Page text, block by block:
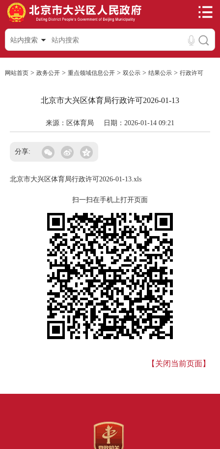
站内搜索
网站首页 > 政务公开 > 重点领域信息公开 > 双公示 > 结果公示 > 行政许可
北京市大兴区体育局行政许可2026-01-13
来源：区体育局 日期：2026-01-14 09:21
分享:
北京市大兴区体育局行政许可2026-01-13.xls
扫一扫在手机上打开页面
【关闭当前页面】